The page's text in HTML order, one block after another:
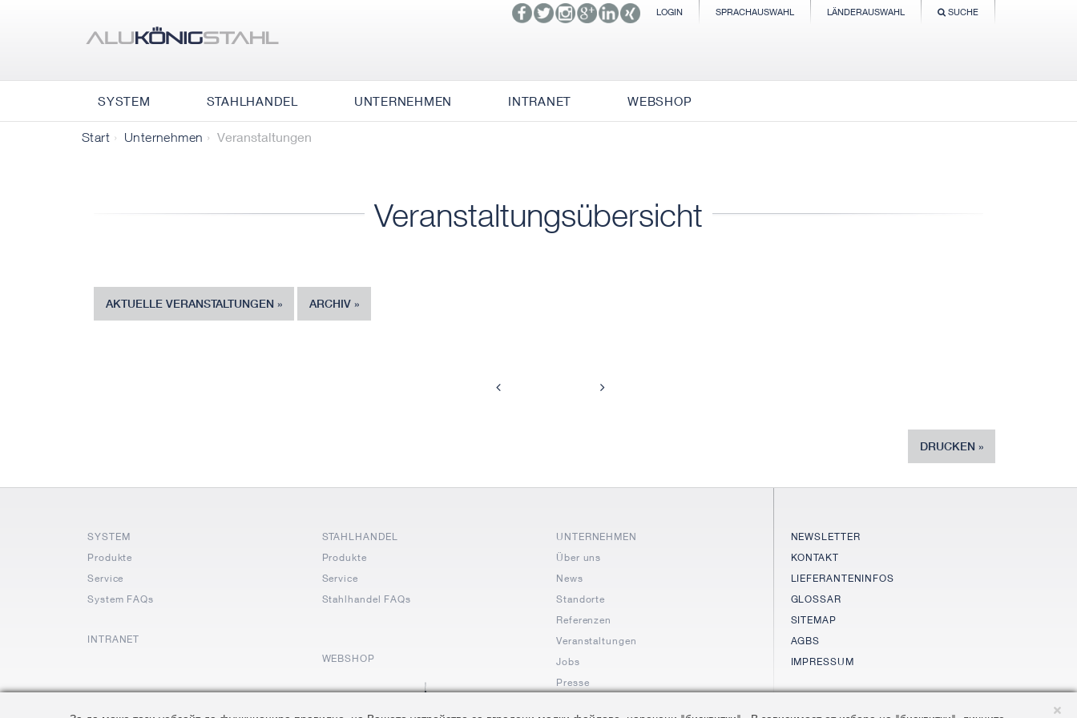
LOGIN SPRACHAUSWAHL LÄNDERAUSWAHL SUCHE
SYSTEM STAHLHANDEL UNTERNEHMEN INTRANET WEBSHOP
Start Unternehmen Veranstaltungen
Veranstaltungsübersicht
AKTUELLE VERANSTALTUNGEN ARCHIV
DRUCKEN
SYSTEM
Produkte
Service
System FAQs
INTRANET
STAHLHANDEL
Produkte
Service
Stahlhandel FAQs
WEBSHOP
UNTERNEHMEN
Über uns
News
Standorte
Referenzen
Veranstaltungen
Jobs
Presse
NEWSLETTER
KONTAKT
LIEFERANTENINFOS
GLOSSAR
SITEMAP
AGBS
IMPRESSUM